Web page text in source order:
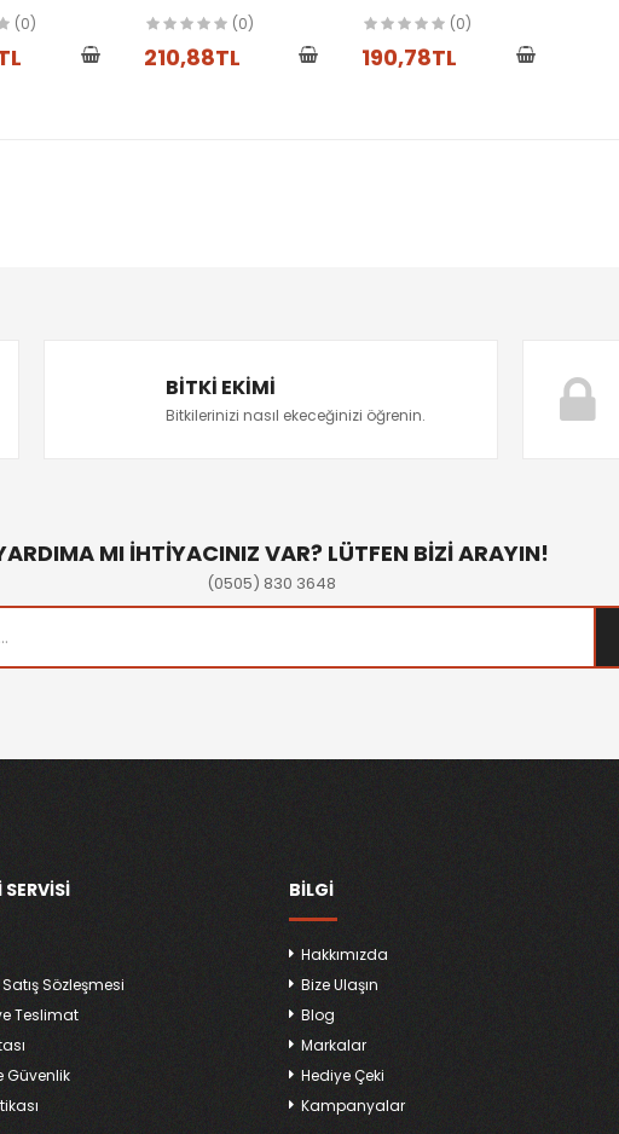
(0) (0)
210,88TL
(0)
190,78TL
BITKI EKIMI
Bitkilerinizi nasıl ekeceğinizi öğrenin.
MI İHTİYACINIZ VAR? LÜTFEN BİZİ ARAYIN!
(0505) 830 3648
SERVISI
Sözleşmesi
Teslimat
Güvenlik
BILGI
Hakkımızda
Bize Ulaşın
Blog
Markalar
Hediye Çeki
Kampanyalar